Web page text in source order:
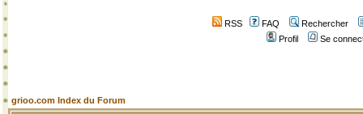
RSS FAQ
Rechercher
Profil
Se
grioo.com Index du Forum